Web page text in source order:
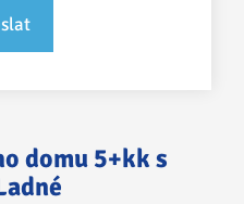
domu 5+kk s